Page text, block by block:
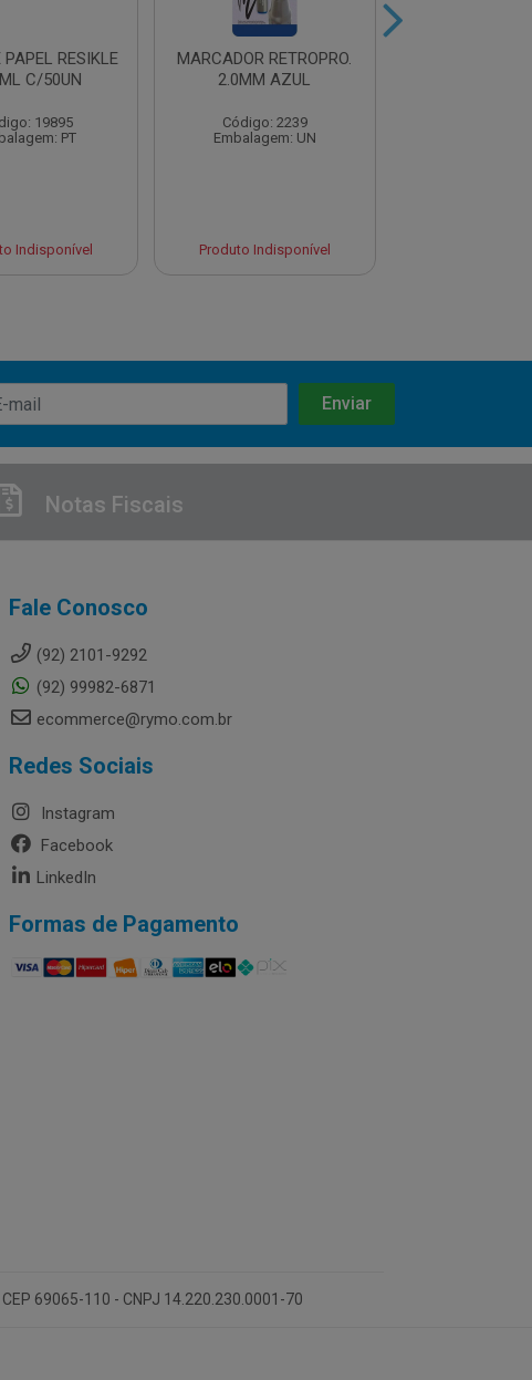
PAPEL RESIKLE
C/50UN
19895
PT
Indisponível
MARCADOR RETROPRO.
2.0MM AZUL
Código: 2239
Embalagem: UN
Produto Indisponível
Notas Fiscais
Fale Conosco
(92) 2101-9292
(92) 99982-6871
ecommerce@rymo.com.br
Redes Sociais
Instagram
Facebook
LinkedIn
Formas de Pagamento
69065-110 - CNPJ 14.220.230.0001-70